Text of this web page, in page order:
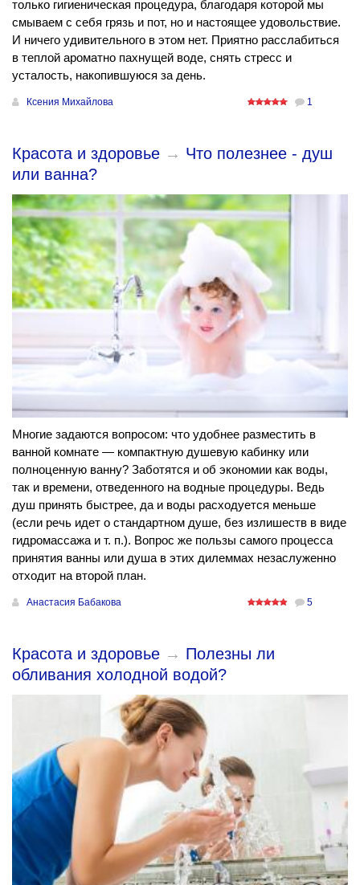
только гигиеническая процедура, благодаря которой мы
смываем с себя грязь и пот, но и настоящее удовольствие.
И ничего удивительного в этом нет. Приятно расслабиться
в теплой ароматно пахнущей воде, снять стресс и
усталость, накопившуюся за день.
Ксения Михайлова 1
Красота и здоровье → Что полезнее - душ
или ванна?
Многие задаются вопросом: что удобнее разместить в
ванной комнате — компактную душевую кабинку или
полноценную ванну? Заботятся и об экономии как воды,
так и времени, отведенного на водные процедуры. Ведь
душ принять быстрее, да и воды расходуется меньше
(если речь идет о стандартном душе, без излишеств в виде
гидромассажа и т. п.). Вопрос же пользы самого процесса
принятия ванны или душа в этих дилеммах незаслуженно
отходит на второй план.
Анастасия Бабакова 5
Красота и здоровье → Полезны ли
обливания холодной водой?